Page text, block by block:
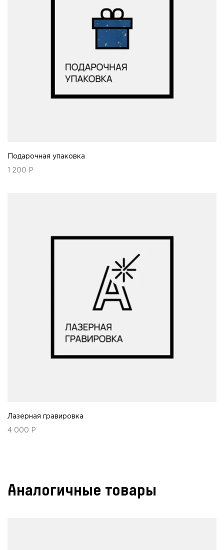
Подарочная упаковка
1 200 Р
Лазерная гравировка
4 000 Р
Аналогичные товары